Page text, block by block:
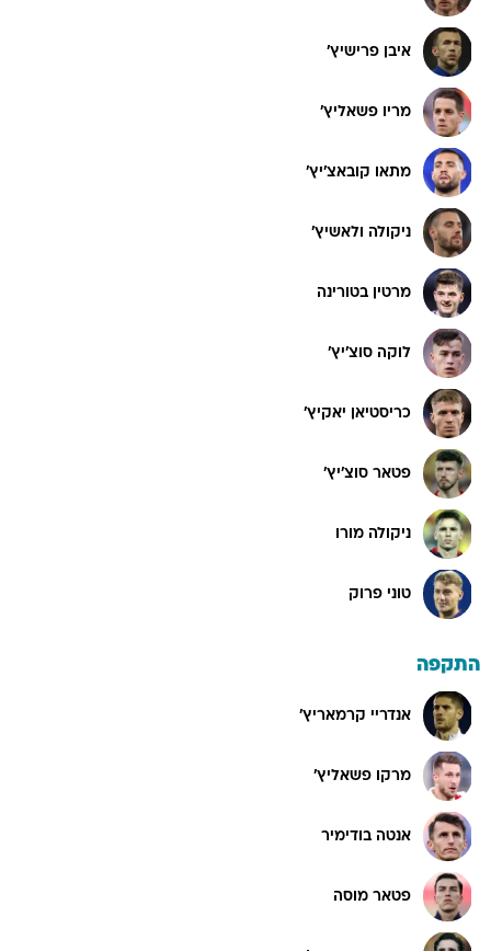
איבן פרישיץ'
מריו פשאליץ'
מתאו קובאצ'יץ'
ניקולה ולאשיץ'
מרטין בטורינה
לוקה סוצ'יץ'
כריסטיאן יאקיץ'
פטאר סוצ'יץ'
ניקולה מורו
טוני פרוק
התקפה
אנדריי קרמאריץ'
מרקו פשאליץ'
אנטה בודימיר
פטאר מוסה